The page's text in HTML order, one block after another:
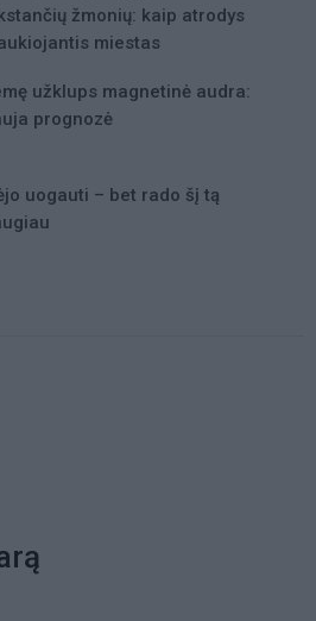
žmonių: kaip atrodys
miestas
užklups magnetinė audra:
prognozė
uogauti – bet rado šį tą